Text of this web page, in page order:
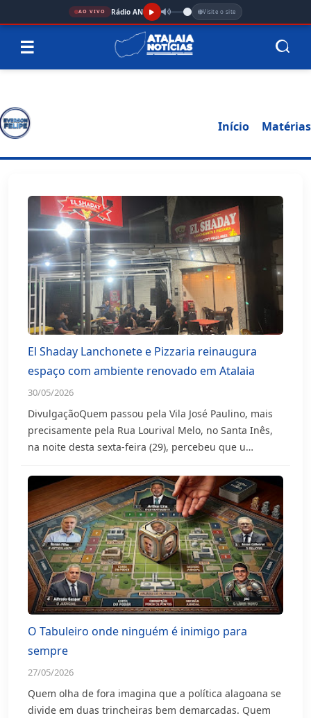
AO VIVO Rádio AN Visite o site
☰
Início Matérias
El Shaday Lanchonete e Pizzaria reinaugura
espaço com ambiente renovado em Atalaia
30/05/2026
DivulgaçãoQuem passou pela Vila José Paulino, mais
precisamente pela Rua Lourival Melo, no Santa Inês,
na noite desta sexta-feira (29), percebeu que u…
O Tabuleiro onde ninguém é inimigo para
sempre
27/05/2026
Quem olha de fora imagina que a política alagoana se
divide em duas trincheiras bem demarcadas. Quem